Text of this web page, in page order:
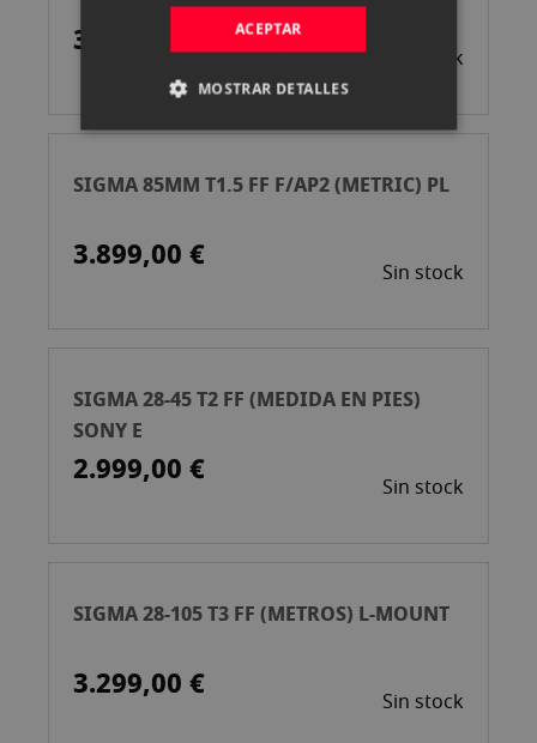
3.899,00 € Sin stock
SIGMA 85MM T1.5 FF F/AP2 (METRIC) PL
3.899,00 € Sin stock
SIGMA 28-45 T2 FF (MEDIDA EN PIES)
SONY E
2.999,00 € Sin stock
SIGMA 28-105 T3 FF (METROS) L-MOUNT
3.299,00 € Sin stock
ACEPTAR
MOSTRAR DETALLES